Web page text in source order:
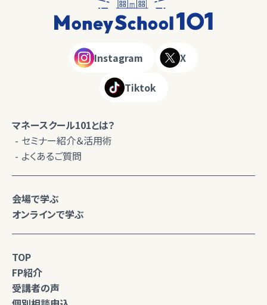
Instagram X
Tiktok
マネースクール101とは？
セミナー紹介＆活用術
よくあるご質問
会場で学ぶ
オンラインで学ぶ
TOP
FP紹介
受講者の声